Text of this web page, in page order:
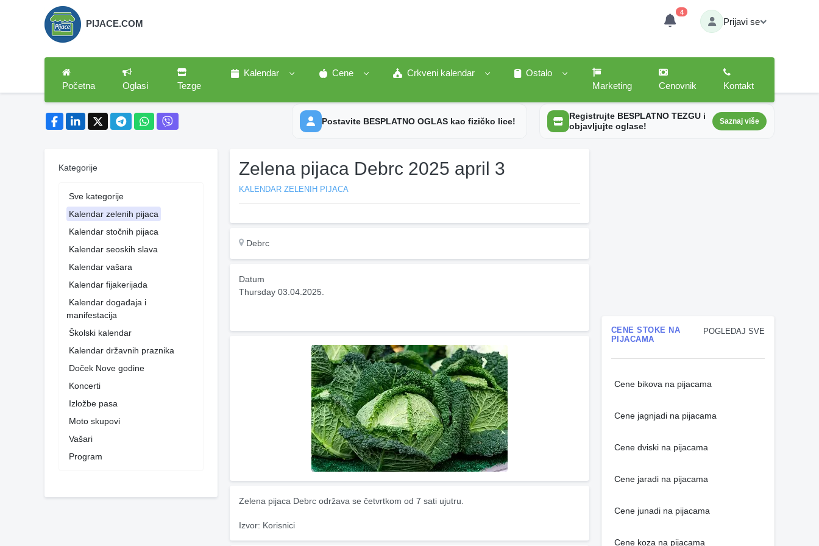
PIJACE.COM
4
Prijavi se
Početna Oglasi Tezge
Kalendar Cene Crkveni kalendar
Ostalo
Marketing
Cenovnik Kontakt
Postavite BESPLATNO OGLAS kao fizičko lice!
Registrujte BESPLATNO TEZGU i
objavljujte oglase!
Saznaj više
Kategorije
Sve kategorije
Kalendar zelenih pijaca
Kalendar stočnih pijaca
Kalendar seoskih slava
Kalendar vašara
Kalendar fijakerijada
Kalendar događaja i
manifestacija
Školski kalendar
Kalendar državnih praznika
Doček Nove godine
Koncerti
Izložbe pasa
Moto skupovi
Vašari
Program
Zelena pijaca Debrc 2025 april 3
KALENDAR ZELENIH PIJACA
Debrc
Datum
Thursday 03.04.2025.
Zelena pijaca Debrc održava se četvrtkom od 7 sati ujutru.
Izvor: Korisnici
POGLEDAJ SVE
CENE STOKE NA
PIJACAMA
Cene bikova na pijacama
Cene jagnjadi na pijacama
Cene dviski na pijacama
Cene jaradi na pijacama
Cene junadi na pijacama
Cene koza na pijacama